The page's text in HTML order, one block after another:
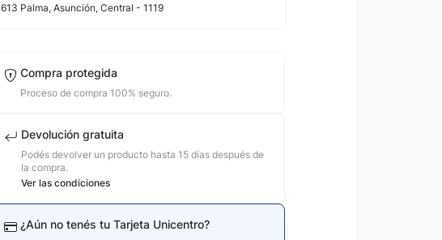
613 Palma, Asunción, Central - 1119
Compra protegida
Proceso de compra 100% seguro.
Devolución gratuita
Podés devolver un producto hasta 15 días después de
la compra.
Ver las condiciones
¿Aún no tenés tu Tarjeta Unicentro?